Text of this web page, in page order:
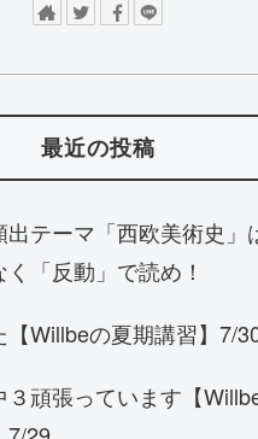
最近の投稿
テーマ「西欧美術史」
「反動」で読め！
【Willbeの夏期講習】7/
３頑張っています【